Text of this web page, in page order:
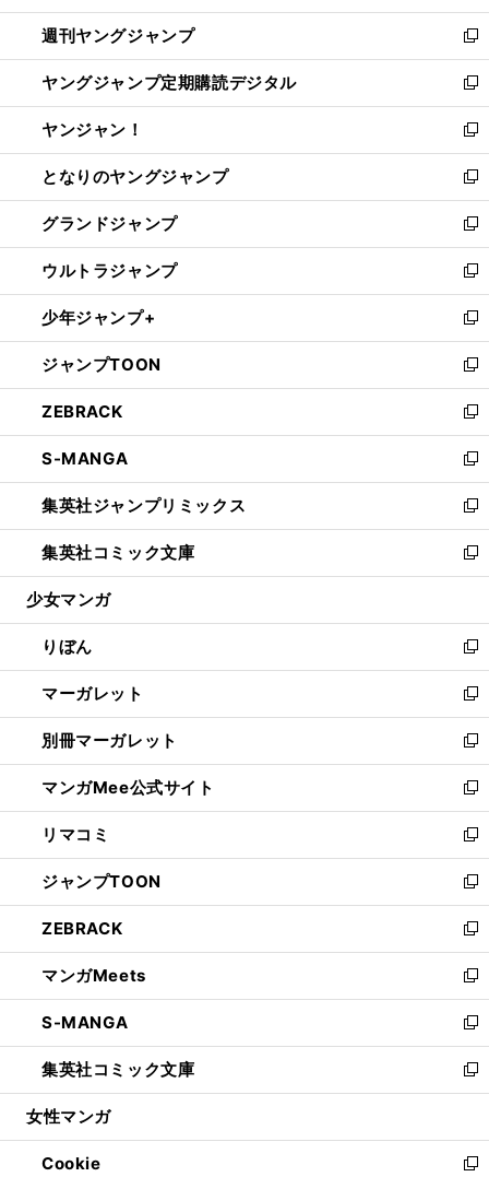
開
く
ウ
で
開
く
ン
ド
ウ
で
開
く
ウ
ィ
ン
ド
ウ
で
開
く
週刊ヤングジャンプ
新
し
い
ウ
ィ
ン
ド
ウ
で
開
く
ヤングジャンプ定期購読デジタル
新
し
い
ウ
ィ
ン
ド
ウ
で
開
く
ヤンジャン！
新
し
い
ウ
ィ
ン
ド
ウ
で
開
く
となりのヤングジャンプ
新
し
い
ウ
ィ
ン
ド
ウ
で
開
く
グランドジャンプ
新
し
い
ウ
ィ
ン
ド
ウ
で
開
く
ウルトラジャンプ
新
し
い
ウ
ィ
ン
ド
ウ
で
開
く
少年ジャンプ+
新
し
い
ウ
ィ
ン
ド
ウ
で
開
く
ジャンプTOON
新
し
い
ウ
ィ
ン
ド
ウ
で
開
ZEBRACK
新
し
い
ウ
ィ
ン
ド
ウ
開
く
S-MANGA
新
し
い
ウ
ィ
ン
ウ
で
開
く
集英社ジャンプリミックス
新
し
い
ウ
ン
ド
ウ
で
開
く
集英社コミック文庫
新
し
ウ
ィ
ン
ド
ウ
で
開
く
少女マンガ
りぼん
新
し
い
ウ
ィ
ン
ド
ウ
で
開
く
マーガレット
新
し
い
ウ
ィ
ン
ド
ウ
で
開
く
別冊マーガレット
新
し
い
ウ
ィ
ン
ド
ウ
で
開
く
マンガMee公式サイト
新
し
い
ウ
ィ
ン
ド
ウ
で
開
く
リマコミ
新
し
い
ウ
ィ
ン
ド
ウ
で
開
く
ジャンプTOON
新
し
い
ウ
ィ
ン
ド
ウ
で
開
ZEBRACK
新
し
い
ウ
ィ
ン
ド
ウ
開
く
マンガMeets
新
し
い
ウ
ィ
ン
ウ
で
S-MANGA
新
し
い
ウ
ン
ド
集英社コミック文庫
新
し
ウ
ィ
女性マンガ
Cookie 新